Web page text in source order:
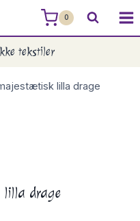
0
tekstiler
lilla drage
drage